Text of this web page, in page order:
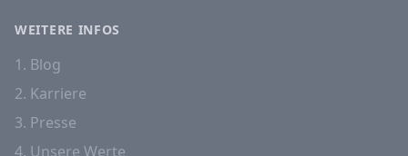
WEITERE INFOS
1. Blog
2. Karriere
3. Presse
4. Unsere Werte